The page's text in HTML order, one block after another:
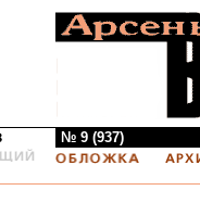
№ 9 (937)